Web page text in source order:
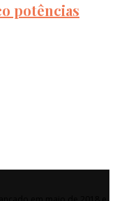
potências